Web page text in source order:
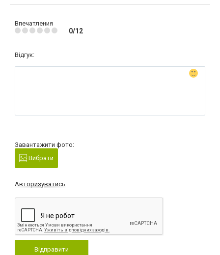
Впечатления
0/12
Відгук:
Завантажити фото:
Вибрати
Авторизуватись
Відправити